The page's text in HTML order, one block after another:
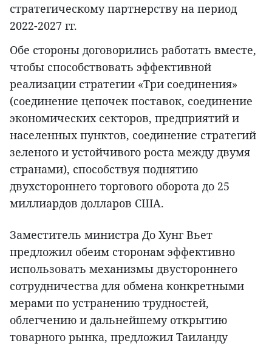
стратегическому партнерству на период
2022-2027 гг.
Обе стороны договорились работать вместе,
чтобы способствовать эффективной
реализации стратегии «Три соединения»
(соединение цепочек поставок, соединение
экономических секторов, предприятий и
населенных пунктов, соединение стратегий
зеленого и устойчивого роста между двумя
странами), способствуя поднятию
двухстороннего торгового оборота до 25
миллиардов долларов США.
Заместитель министра До Хунг Вьет
предложил обеим сторонам эффективно
использовать механизмы двустороннего
сотрудничества для обмена конкретными
мерами по устранению трудностей,
облегчению и дальнейшему открытию
товарного рынка, предложил Таиланду